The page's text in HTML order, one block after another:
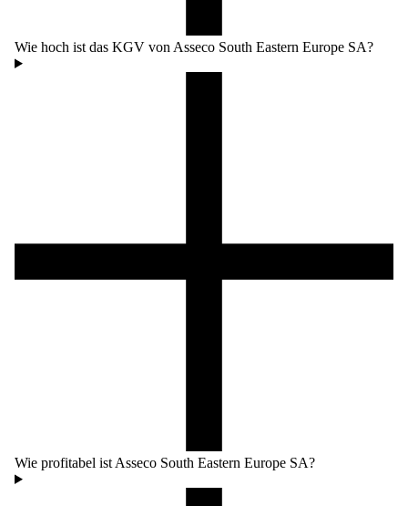
Wie hoch ist das KGV von Asseco South Eastern Europe SA?
Wie profitabel ist Asseco South Eastern Europe SA?